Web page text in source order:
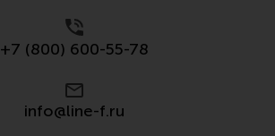
+7 (800) 600-55-78
info@line-f.ru